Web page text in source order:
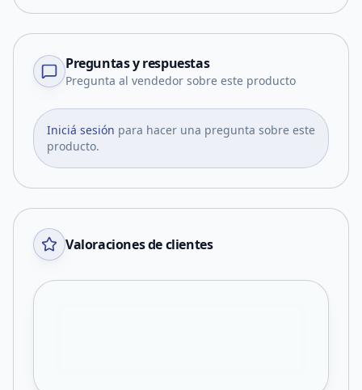
Preguntas y respuestas
Pregunta al vendedor sobre este producto
Iniciá sesión para hacer una pregunta sobre este
producto.
Valoraciones de clientes